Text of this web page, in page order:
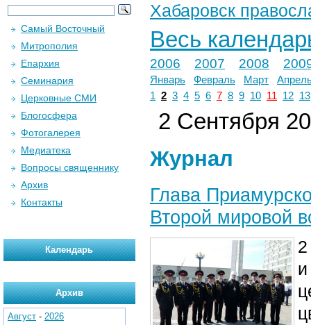
Хабаровск
Весь
2006 2007 2008
Январь Февраль Март
1 2 3 4 5 6 7 8 9 10 11 12 13
2 Сентября
Журнал
Глава
Второй мировой
Самый Восточный
Митрополия
Епархия
Семинария
Церковные СМИ
Блогосфера
Фотогалерея
Медиатека
Вопросы священнику
Архив
Контакты
Календарь
Архив
Август - 2026